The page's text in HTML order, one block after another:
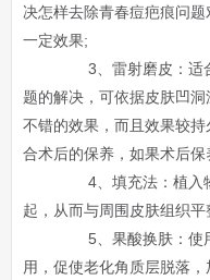
决怎样去除青春痘疤痕问
一定效果;
3、雷射磨皮：适合
题的解决，可依据皮肤凹
不错的效果，而且效果较
合术后的保养，如果术后
4、填充法：植入
起，从而与周围皮肤组织平
5、果酸换肤：使
用，促使老化角质层脱落